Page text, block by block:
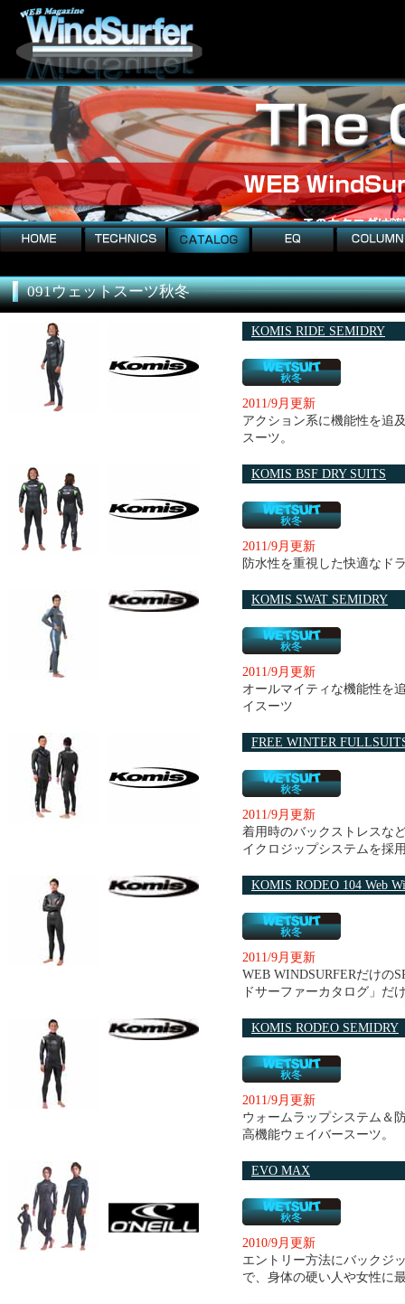
technics catalog column
091ウェットスーツ秋冬
KOMIS RIDE SEMIDRY
2011/9月更新
アクション系に機能性を追
スーツ。
KOMIS BSF DRY SUITS
2011/9月更新
防水性を重視した快適なド
KOMIS SWAT SEMIDRY
2011/9月更新
オールマイティな機能性を
イスーツ
FREE WINTER
2011/9月更新
着用時のバックストレスな
イクロジップシステムを採
KOMIS RODEO 104 Web
2011/9月更新
WEB WINDSURFERだけの
ドサーファーカタログ」だ
KOMIS RODEO SEMIDRY
2011/9月更新
ウォームラップシステム＆
高機能ウェイバースーツ。
EVO MAX
2010/9月更新
エントリー方法にバックジ
で、身体の硬い人や女性に